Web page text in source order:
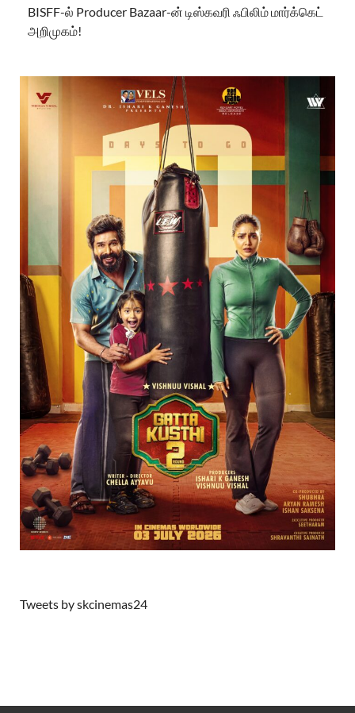
BISFF-ல் Producer Bazaar-ன் டிஸ்கவரி ஃபிலிம் மார்க்கெட்
அறிமுகம்!
Tweets by skcinemas24